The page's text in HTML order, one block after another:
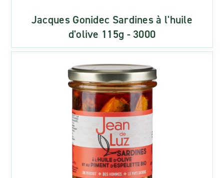
Jacques Gonidec Sardines à l'huile
d'olive 115g - 3000